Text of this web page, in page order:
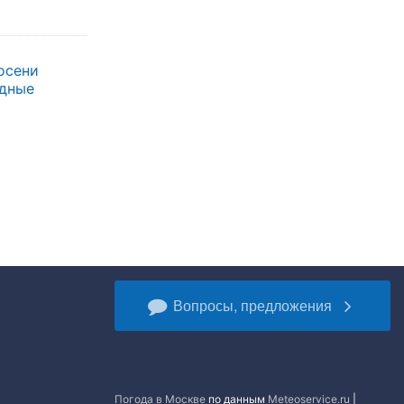
Вопросы, предложения
Погода в Москве по данным Meteoservice.ru